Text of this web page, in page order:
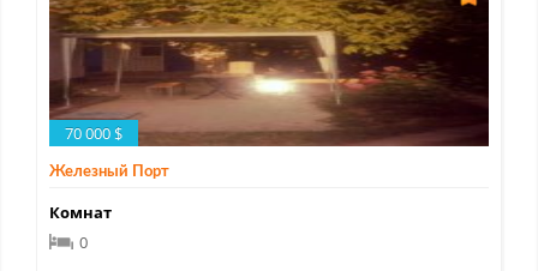
70 000 $
Железный Порт
Комнат
0